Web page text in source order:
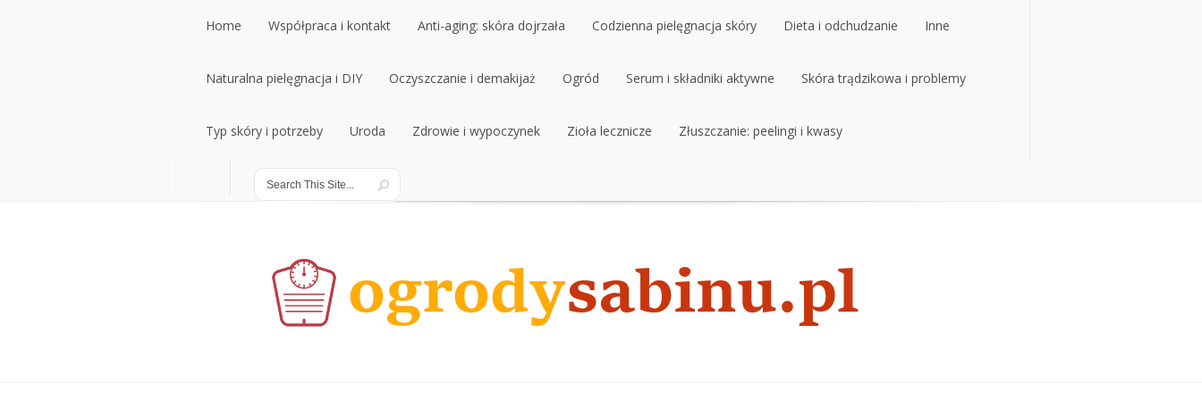
Home
Home
Współpraca i kontakt
Współpraca i kontakt
Anti-aging: skóra dojrzała
Anti-aging: skóra dojrzała
Codzienna pielęgnacja skóry
Codzienna pielęgnacja skóry
Dieta i odchudzanie
Dieta i odchudzanie
Inne
Inne
Naturalna pielęgnacja i DIY
Naturalna pielęgnacja i DIY
Oczyszczanie i demakijaż
Oczyszczanie i demakijaż
Ogród
Ogród
Serum i składniki aktywne
Serum i składniki aktywne
Skóra trądzikowa i problemy
Skóra trądzikowa i problemy
Typ skóry i potrzeby
Typ skóry i potrzeby
Uroda
Uroda
Zdrowie i wypoczynek Zioła lecznicze Złuszczanie: peelingi i kwasy